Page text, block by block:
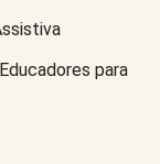
para